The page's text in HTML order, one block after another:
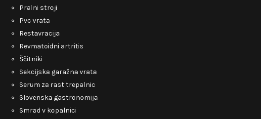
Pralni stroji
Pvc vrata
Restavracija
Revmatoidni artritis
Ščitniki
Sekcijska garažna vrata
Serum za rast trepalnic
Slovenska gastronomija
Smrad v kopalnici